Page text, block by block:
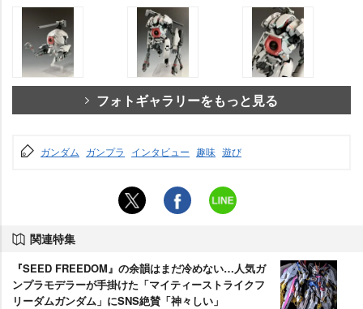
フォトギャラリーをもっと見る
ガンダム ガンプラ インタビュー 趣味 遊び
関連特集
『SEED FREEDOM』の余韻はまだ冷めない…人気ガ
ンプラモデラーが手掛けた「マイティーストライクフ
リーダムガンダム」にSNS絶賛「神々しい」